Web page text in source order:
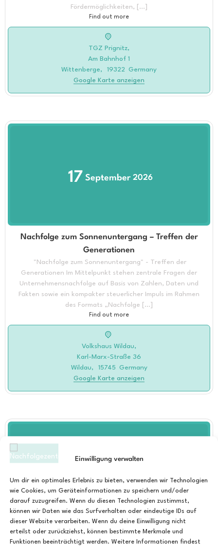
Einwilligung verwalten
Um dir ein optimales Erlebnis zu bieten, verwenden wir Technologien
wie Cookies, um Geräteinformationen zu speichern und/oder
darauf zuzugreifen. Wenn du diesen Technologien zustimmst,
können wir Daten wie das Surfverhalten oder eindeutige IDs auf
dieser Website verarbeiten. Wenn du deine Einwilligung nicht
erteilst oder zurückziehst, können bestimmte Merkmale und
Funktionen beeinträchtigt werden. Weitere Informationen findest
Fördermöglichkeiten, […]
Find out more
TGZ Prignitz,
Am Bahnhof 1
Wittenberge, 19322 Germany
Google Karte anzeigen
17 September 2026
Nachfolge zum Sonnenuntergang – Treffen der
Generationen
"Nachfolge zum Sonnenuntergang" - Treffen der
Generationen Im Mittelpunkt stehen zentrale Fragen der
Unternehmensnachfolge auf Basis von Zahlen, Daten und
Fakten sowie ein kompakter steuerlicher Impuls im Rahmen
des Formats „Nachfolge […]
Find out more
Volkshaus Wildau,
Karl-Marx-Straße 36
Wildau, 15745 Germany
Google Karte anzeigen
23 September 2026
18. NEXXT-NIGHT: Infoabend zum Thema